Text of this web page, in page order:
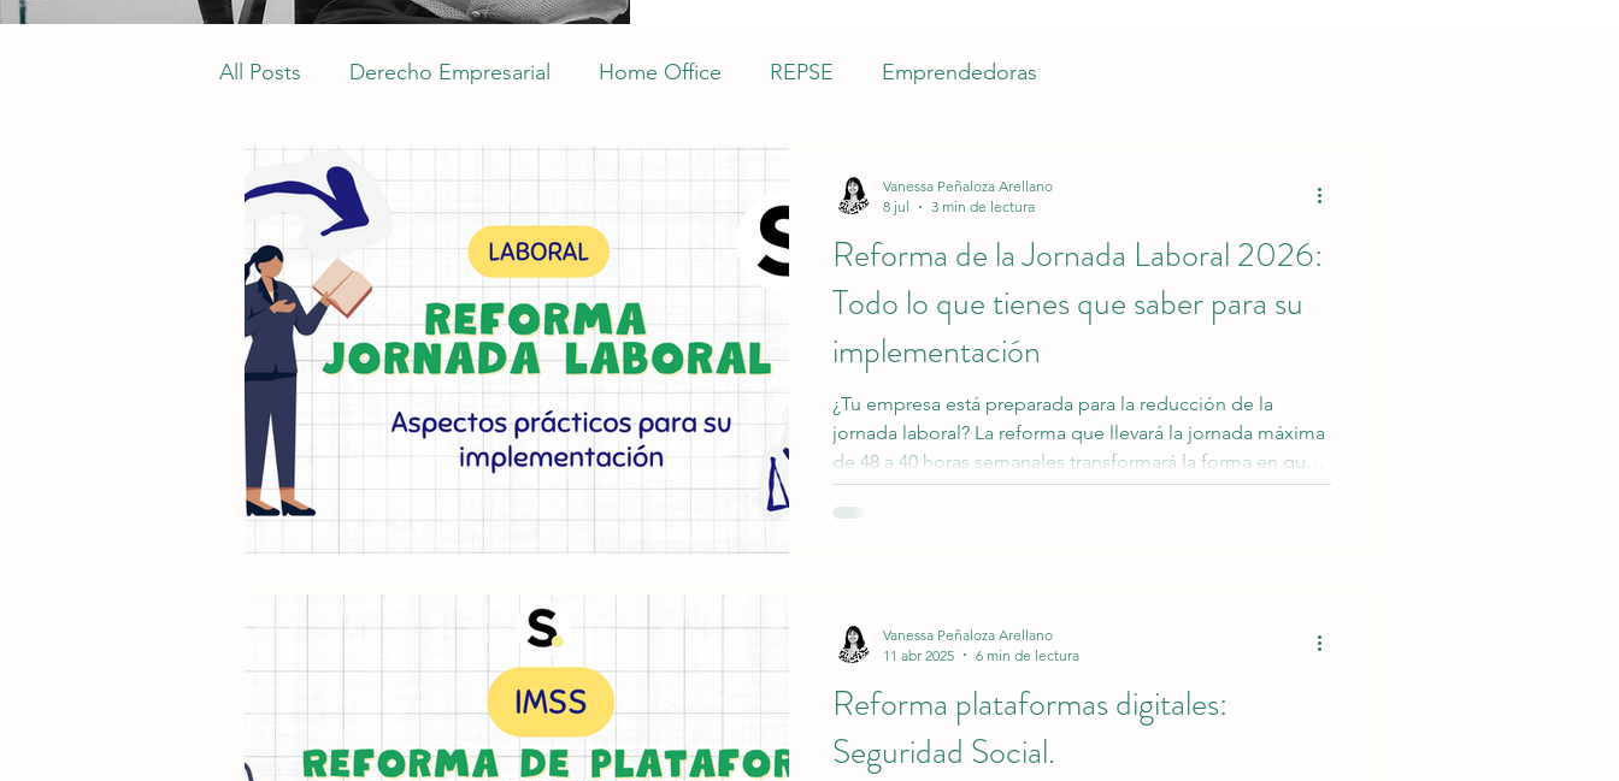
All Posts Derecho Empresarial Home Office REPSE Emprendedoras
Seguridad e higiene en el trabajo
Construcción Obligaciones Patronales Empleador LFT Corrección Patronal STPS
Reforma de la Jornada Laboral 2026:
Todo lo que tienes que saber para su
implementación
¿Tu empresa está preparada para la reducción de la
jornada laboral? La reforma que llevará la jornada máxima
de 48 a 40 horas semanales transformará la forma en que
las organizaciones administran sus horarios, controlan las
horas extraordinarias y cumplen con sus obligaciones
Vanessa Peñaloza Arellano
8 jul
3 min de lectura
Reforma plataformas digitales:
Seguridad Social.
Vanessa Peñaloza Arellano
11 abr 2025
6 min de lectura